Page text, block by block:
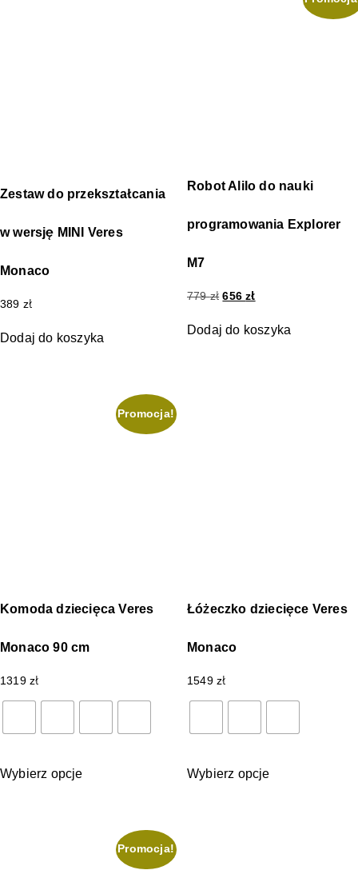
Zestaw do przekształcania
w wersję MINI Veres
Monaco
389 zł
Dodaj do koszyka
Robot Alilo do nauki
programowania Explorer
M7
779zł 656zł
Dodaj do koszyka
Promocja!
Komoda dziecięca Veres
Monaco 90 cm
1319 zł
Wybierz opcje
Łóżeczko dziecięce Veres
Monaco
1549 zł
Wybierz opcje
Promocja!